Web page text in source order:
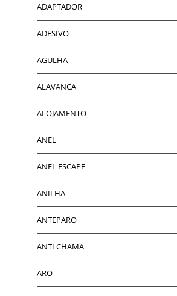
ADAPTADOR
ADESIVO
AGULHA
ALAVANCA
ALOJAMENTO
ANEL
ANEL ESCAPE
ANILHA
ANTEPARO
ANTI CHAMA
ARO